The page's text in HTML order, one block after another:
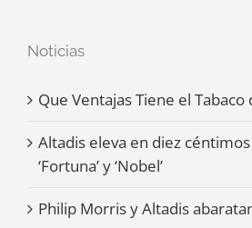
Noticias
Que Ventajas Tiene el
Altadis eleva en diez
‘Fortuna’ y ‘Nobel’
Philip Morris y Altadis